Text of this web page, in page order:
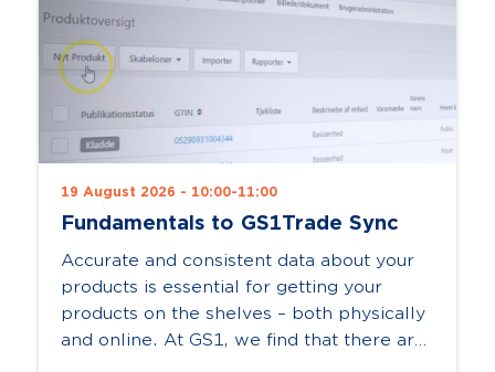
19 August 2026 - 10:00-11:00
Fundamentals to GS1Trade Sync
Accurate and consistent data about your
products is essential for getting your
products on the shelves – both physically
and online. At GS1, we find that there are